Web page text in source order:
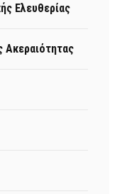
Ελευθερίας
Ακεραιότητας